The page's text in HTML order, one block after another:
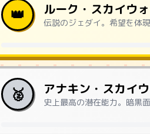
👑 ルーク・スカイウ
伝説のジェダイ。希望を体
🥈 アナキン・スカイ
史上最高の潜在能力。暗黒